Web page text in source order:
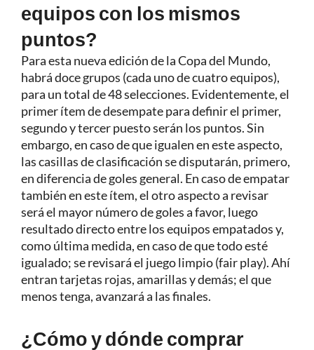
equipos con los mismos
puntos?
Para esta nueva edición de la Copa del Mundo,
habrá doce grupos (cada uno de cuatro equipos),
para un total de 48 selecciones. Evidentemente, el
primer ítem de desempate para definir el primer,
segundo y tercer puesto serán los puntos. Sin
embargo, en caso de que igualen en este aspecto,
las casillas de clasificación se disputarán, primero,
en diferencia de goles general. En caso de empatar
también en este ítem, el otro aspecto a revisar
será el mayor número de goles a favor, luego
resultado directo entre los equipos empatados y,
como última medida, en caso de que todo esté
igualado; se revisará el juego limpio (fair play). Ahí
entran tarjetas rojas, amarillas y demás; el que
menos tenga, avanzará a las finales.
¿Cómo y dónde comprar